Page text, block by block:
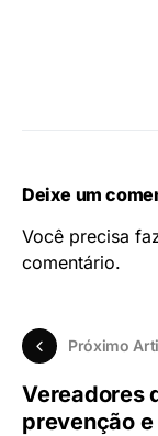
Deixe um
Você precisa
comentário.
Próximo
Vereadores
prevenção